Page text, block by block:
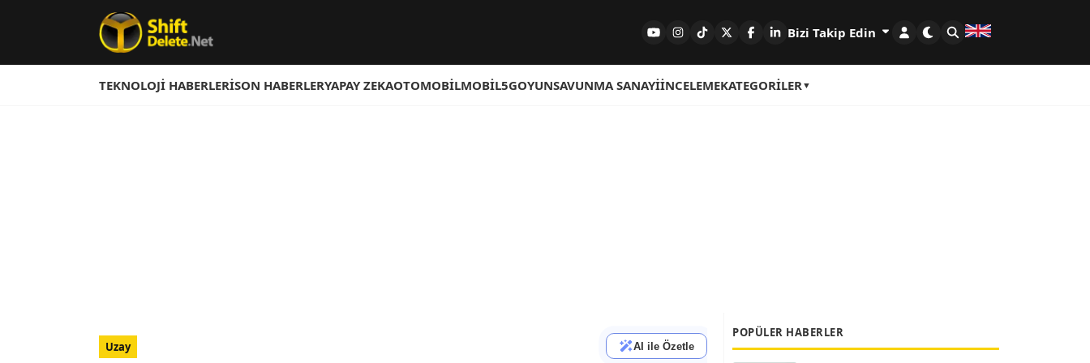
Bizi Takip Edin
TEKNOLOJI HABERLERISON HABERLERYAPAY ZEKAOTOMOBILMOBIL5GOYUNSAVUNMA SANAYIİNCELEMEKATEGORILER
Uzay AI ile Özetle
POPÜLER HABERLER